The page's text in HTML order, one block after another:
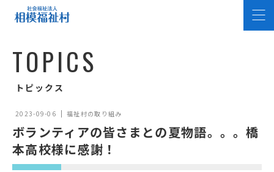
TOPICS
トピックス
2023-09-06 福祉村の取り組み
ボランティアの皆さまとの夏物語。。。橋
本高校様に感謝！